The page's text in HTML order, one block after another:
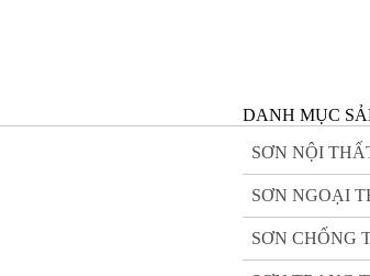
DANH MỤC
SƠN NỘI
SƠN NGOẠI
SƠN CHỐNG